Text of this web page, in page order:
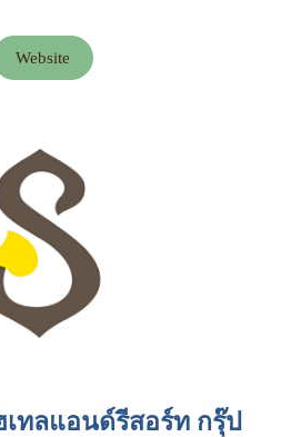
Website
เทลแอนด์รีสอร์ท กรุ๊ป